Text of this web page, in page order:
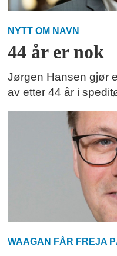
NYTT OM NAVN
44 år er nok
Jørgen Hansen gjør
av etter 44 år i
WAAGAN FÅR FREJA